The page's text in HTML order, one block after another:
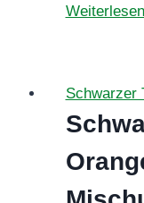
Weiterlesen
Schwarzer